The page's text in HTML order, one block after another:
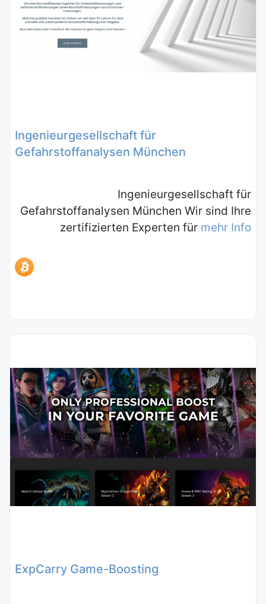
Ingenieurgesellschaft für
Gefahrstoffanalysen München
Ingenieurgesellschaft für
Gefahrstoffanalysen München Wir sind Ihre
zertifizierten Experten für mehr Info
ExpCarry Game-Boosting